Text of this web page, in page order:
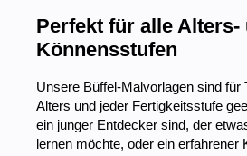
Perfekt für alle Alters-
Könnensstufen
Unsere Büffel-Malvorlagen sind für
Alters und jeder Fertigkeitsstufe
ein junger Entdecker sind, der
lernen möchte, oder ein erfahrener